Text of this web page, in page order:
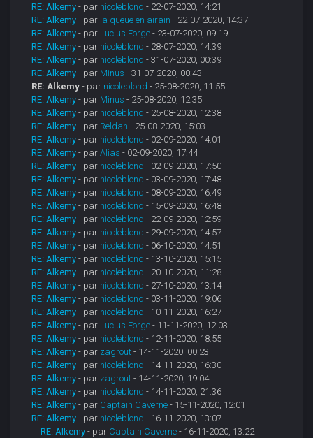
RE: Alkemy - par nicoleblond - 22-07-2020, 14:21
RE: Alkemy - par la queue en airain - 22-07-2020, 14:37
RE: Alkemy - par Lucius Forge - 23-07-2020, 09:19
RE: Alkemy - par nicoleblond - 28-07-2020, 14:39
RE: Alkemy - par nicoleblond - 31-07-2020, 00:39
RE: Alkemy - par Minus - 31-07-2020, 00:43
RE: Alkemy - par nicoleblond - 25-08-2020, 11:55
RE: Alkemy - par Minus - 25-08-2020, 12:35
RE: Alkemy - par nicoleblond - 25-08-2020, 12:38
RE: Alkemy - par Reldan - 25-08-2020, 15:03
RE: Alkemy - par nicoleblond - 02-09-2020, 14:01
RE: Alkemy - parAlias - 02-09-2020, 17:44
RE: Alkemy - par nicoleblond - 02-09-2020, 17:50
RE: Alkemy - par nicoleblond - 03-09-2020, 17:48
RE: Alkemy - par nicoleblond - 08-09-2020, 16:49
RE: Alkemy - par nicoleblond - 15-09-2020, 16:48
RE: Alkemy - par nicoleblond - 22-09-2020, 12:59
RE: Alkemy - par nicoleblond - 29-09-2020, 14:57
RE: Alkemy - par nicoleblond - 06-10-2020, 14:51
RE: Alkemy - par nicoleblond - 13-10-2020, 15:15
RE: Alkemy - par nicoleblond - 20-10-2020, 11:28
RE: Alkemy - par nicoleblond - 27-10-2020, 13:14
RE: Alkemy - par nicoleblond - 03-11-2020, 19:06
RE: Alkemy - par nicoleblond - 10-11-2020, 16:27
RE: Alkemy - par Lucius Forge - 11-11-2020, 12:03
RE: Alkemy - par nicoleblond - 12-11-2020, 18:55
RE: Alkemy - par zagrout - 14-11-2020, 00:23
RE: Alkemy - par nicoleblond - 14-11-2020, 16:30
RE: Alkemy - par zagrout - 14-11-2020, 19:04
RE: Alkemy - par nicoleblond - 14-11-2020, 21:36
RE: Alkemy - par Captain Caverne - 15-11-2020, 12:01
RE: Alkemy - par nicoleblond - 16-11-2020, 13:07
RE: Alkemy - par Captain Caverne - 16-11-2020, 13:22